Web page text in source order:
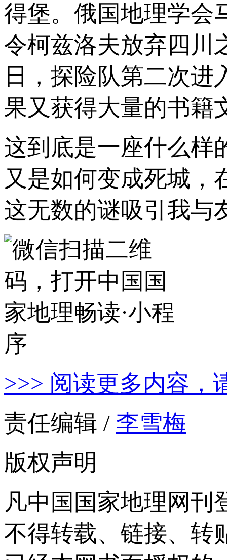
得堡。俄国地理学会
令柯兹洛夫放弃四川
日，探险队第二次
果又获得大量的书籍
这到底是一座什么样
又是如何变成死城，
这无数的谜吸引我与
>>> 阅读更多内容，
责任编辑 / 李雪梅
版权声明
凡中国国家地理网刊
不得转载、链接、转